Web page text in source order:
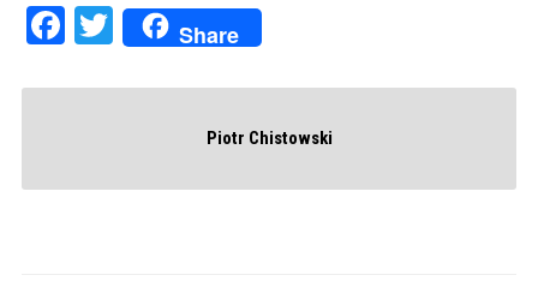
Facebook
Twitter
Share
Piotr Chistowski